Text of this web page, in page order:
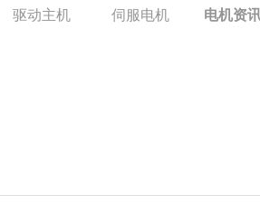
驱动主机 伺服电机 电机资